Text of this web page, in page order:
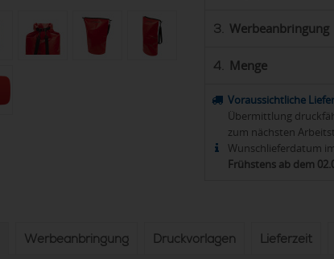
3. Werbeanbringung
4. Menge
Voraussichtliche
Übermittlung
zum nächsten
Wunschlieferdatum
Frühstens ab dem
Werbeanbringung Druckvorlagen Lieferzeit